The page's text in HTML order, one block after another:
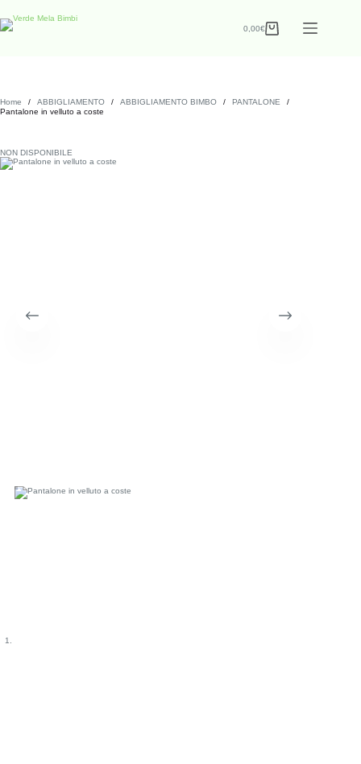
0,00€
Home / ABBIGLIAMENTO / ABBIGLIAMENTO BIMBO / PANTALONE
/
Pantalone in velluto a coste
NON DISPONIBILE